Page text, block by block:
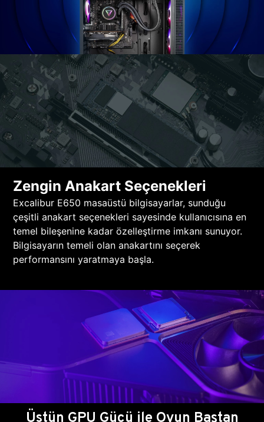
Zengin Anakart Seçenekleri
Excalibur E650 masaüstü bilgisayarlar, sunduğu
çeşitli anakart seçenekleri sayesinde kullanıcısına en
temel bileşenine kadar özelleştirme imkanı sunuyor.
Bilgisayarın temeli olan anakartını seçerek
performansını yaratmaya başla.
Üstün GPU Gücü ile Oyun Baştan